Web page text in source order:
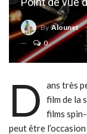
ByAlounet
0
D
ans très
film de la
films
peut être